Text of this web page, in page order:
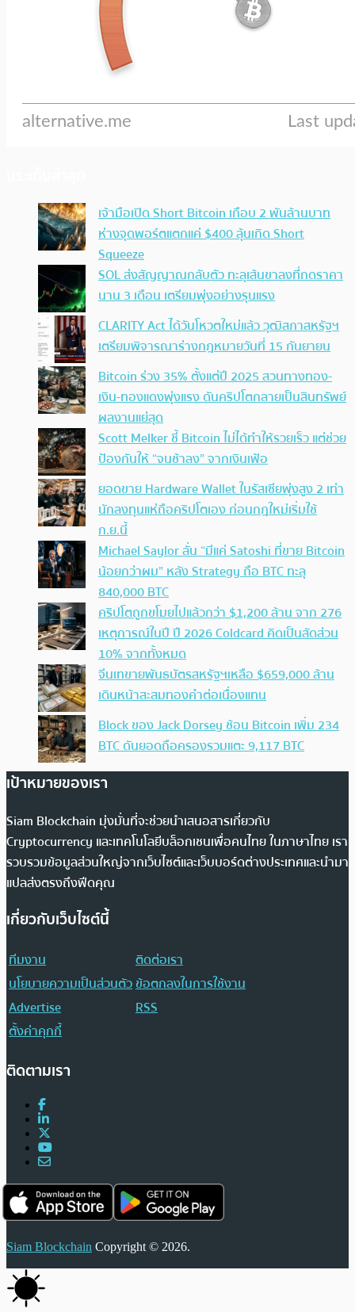
เจ้ามือเปิด Short Bitcoin เกือบ 2 พันล้านบาท
ห่างจุดพอร์ตแตกแค่ $400 ลุ้นเกิด Short
Squeeze
SOL ส่งสัญญาณกลับตัว ทะลุเส้นขาลงที่กดราคา
นาน 3 เดือน เตรียมพุ่งอย่างรุนแรง
CLARITY Act ได้วันโหวตใหม่แล้ว วุฒิสภาสหรัฐฯ
เตรียมพิจารณาร่างกฎหมายวันที่ 15 กันยายน
Bitcoin ร่วง 35% ตั้งแต่ปี 2025 สวนทางทอง-
เงิน-ทองแดงพุ่งแรง ดันคริปโตกลายเป็นสินทรัพย์
ผลงานแย่สุด
Scott Melker ชี้ Bitcoin ไม่ได้ทำให้รวยเร็ว แต่ช่วย
ป้องกันให้ “จนช้าลง” จากเงินเฟ้อ
ยอดขาย Hardware Wallet ในรัสเซียพุ่งสูง 2 เท่า
นักลงทุนแห่ถือคริปโตเอง ก่อนกฎใหม่เริ่มใช้
ก.ย.นี้
Michael Saylor ลั่น “มีแค่ Satoshi ที่ขาย Bitcoin
น้อยกว่าผม” หลัง Strategy ถือ BTC ทะลุ
840,000 BTC
คริปโตถูกขโมยไปแล้วกว่า $1,200 ล้าน จาก 276
เหตุการณ์ในปี ปี 2026 Coldcard คิดเป็นสัดส่วน
10% จากทั้งหมด
จีนเทขายพันธบัตรสหรัฐฯเหลือ $659,000 ล้าน
เดินหน้าสะสมทองคำต่อเนื่องแทน
Block ของ Jack Dorsey ช้อน Bitcoin เพิ่ม 234
BTC ดันยอดถือครองรวมแตะ 9,117 BTC
เป้าหมายของเรา
Siam Blockchain มุ่งมั่นที่จะช่วยนำเสนอสารเกี่ยวกับ
Cryptocurrency และเทคโนโลยีบล็อกเชนเพื่อคนไทย ในภาษาไทย เรา
รวบรวมข้อมูลส่วนใหญ่จากเว็บไซต์และเว็บบอร์ดต่างประเทศและนำมา
แปลส่งตรงถึงฟีดคุณ
เกี่ยวกับเว็บไซต์นี้
ทีมงาน
ติดต่อเรา
นโยบายความเป็นส่วนตัวข้อตกลงในการใช้งาน
Advertise
RSS
ตั้งค่าคุกกี้
ติดตามเรา
Siam Blockchain Copyright © 2026.